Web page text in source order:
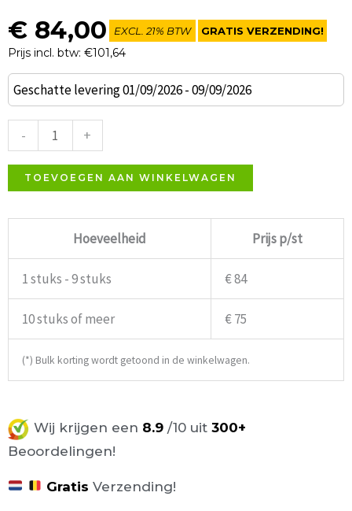
€ 84,00
Prijs incl. btw: €101,64
EXCL. 21% BTW GRATIS VERZENDING!
Geschatte levering 01/09/2026 - 09/09/2026
-
Barkruk
Mike
aantal
+
TOEVOEGEN AAN WINKELWAGEN
Hoeveelheid Prijs p/st
1 stuks - 9 stuks € 84
10 stuks of meer € 75
(*) Bulk korting wordt getoond in de winkelwagen.
Wij krijgen een 8.9 /10 uit 300+
Beoordelingen!
Gratis Verzending!